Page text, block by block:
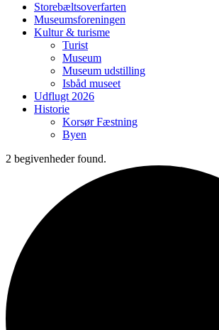
Storebæltsoverfarten
Museumsforeningen
Kultur & turisme
Turist
Museum
Museum udstilling
Isbåd museet
Udflugt 2026
Historie
Korsør Fæstning
Byen
2 begivenheder found.